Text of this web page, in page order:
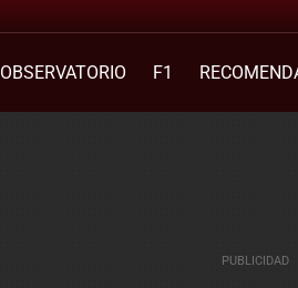
OBSERVATORIO F1